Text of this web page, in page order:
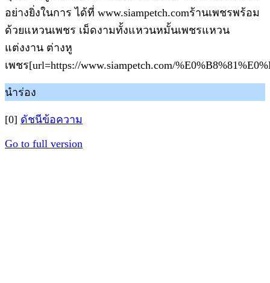
อย่างยิ่งในการ ได้ที่ www.siampetch.comร้านเพชรพร้อม
ด้วยแหวนเพชร เม็ดงามทั้งแหวนหมั้นเพชรแหวน
แต่งงาน ต่างหู
เพชร[url=https://www.siampetch.com/
นำร่อง
[0] ดัชนีข้อความ
Go to full version